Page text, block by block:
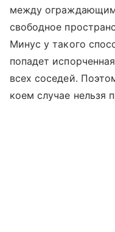
между
свободное
Минус у такого
попадет
всех соседей.
коем случае нельзя